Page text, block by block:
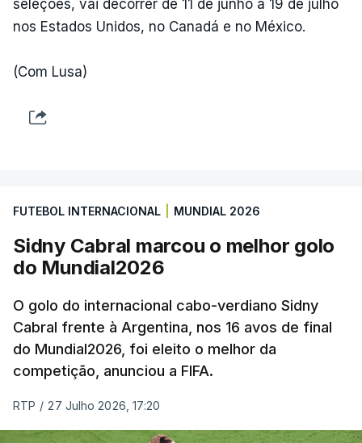
seleções, vai decorrer de 11 de junho a 19 de julho
nos Estados Unidos, no Canadá e no México.
(Com Lusa)
FUTEBOL INTERNACIONAL MUNDIAL 2026
Sidny Cabral marcou o melhor golo
do Mundial2026
O golo do internacional cabo-verdiano Sidny
Cabral frente à Argentina, nos 16 avos de final
do Mundial2026, foi eleito o melhor da
competição, anunciou a FIFA.
RTP / 27 Julho 2026, 17:20